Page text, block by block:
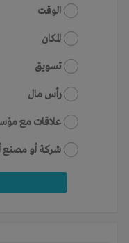
الوقت
المكان
تسويق
رأس مال
علاقات مع
شركة أو مصنع